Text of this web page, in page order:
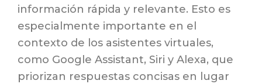
información rápida y relevante. Esto es
especialmente importante en el
contexto de los asistentes virtuales,
como Google Assistant, Siri y Alexa, que
priorizan respuestas concisas en lugar